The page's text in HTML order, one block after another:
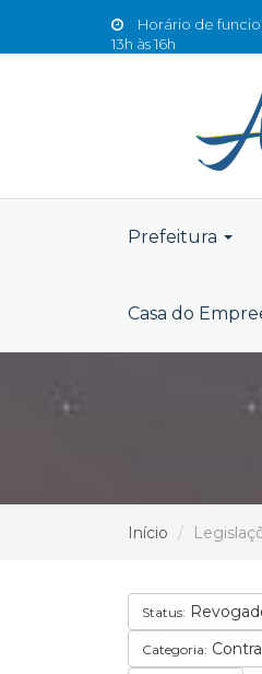
Horário de
13h às 16h
Prefeitura
Casa do
Início
Status:
Categoria: